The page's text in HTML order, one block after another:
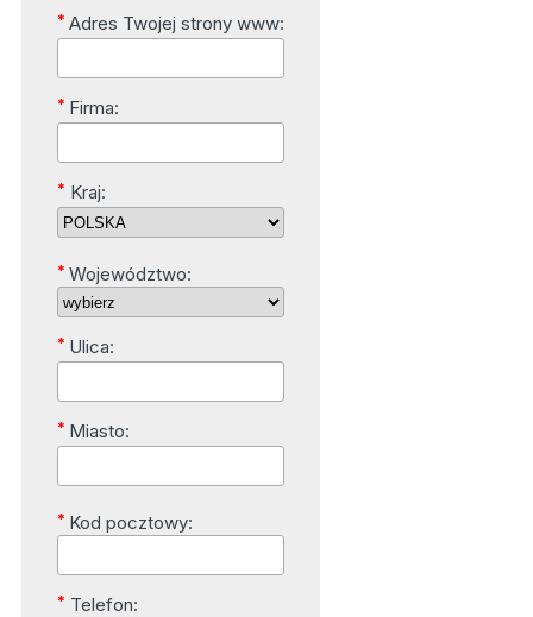
* Adres Twojej strony www:
* Firma:
* Kraj:
* Województwo:
* Ulica:
* Miasto:
* Kod pocztowy:
* Telefon: